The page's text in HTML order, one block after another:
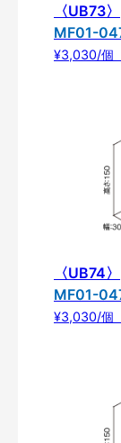
〈UB73〉
MF01-
¥3,030/個
〈UB74〉
MF01-
¥3,030/個